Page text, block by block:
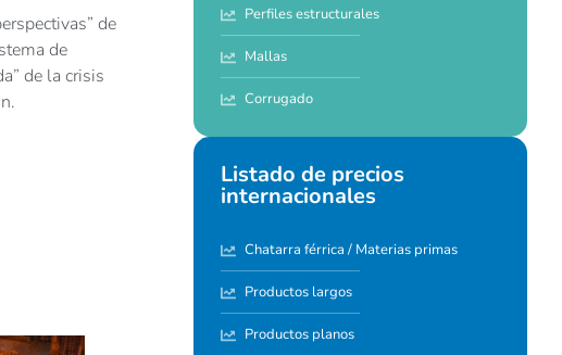
de
de
de la crisis
Perfiles estructurales
Mallas
Corrugado
Listado de precios
internacionales
Chatarra férrica / Materias primas
Productos largos
Productos planos